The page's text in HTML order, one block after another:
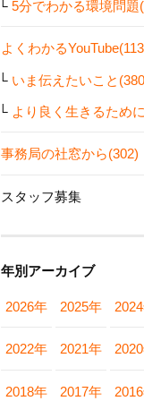
5分でわかる環境問題
よくわかる
いま伝えたいこと
より良く生きるため
事務局の社窓から(302)
スタッフ募集
年別アーカイブ
2026年 2025年
2022年 2021年
2018年 2017年